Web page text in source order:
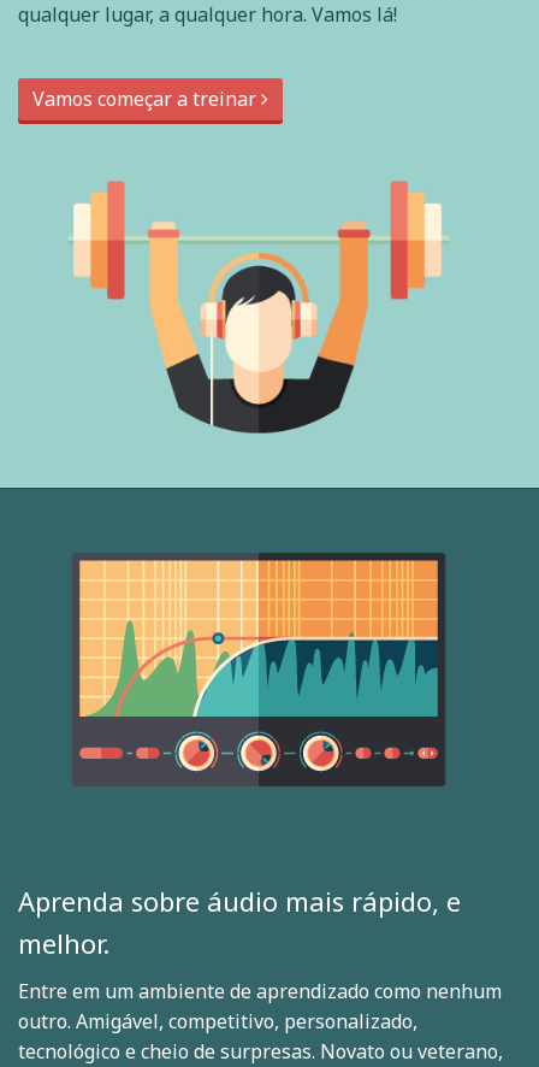
qualquer lugar, a qualquer hora. Vamos lá!
Vamos começar a treinar
Aprenda sobre áudio mais rápido, e
melhor.
Entre em um ambiente de aprendizado como nenhum
outro. Amigável, competitivo, personalizado,
tecnológico e cheio de surpresas. Novato ou veterano,